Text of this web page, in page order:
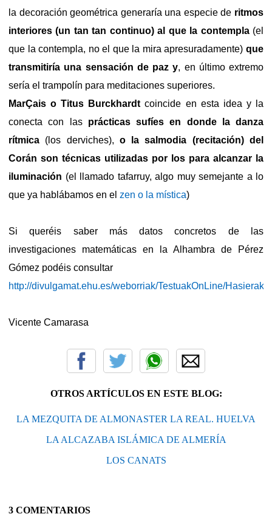
la decoración geométrica generaría una especie de ritmos
interiores (un tan tan continuo) al que la contempla(el
que la contempla, no el que la mira apresuradamente) que
transmitiría una sensación de paz y, en último extremo
sería el trampolín para meditaciones superiores.
MarÇais o Titus Burckhardt coincide en esta idea y la
conecta con las prácticas sufíes en donde la danza
rítmica (los derviches), o la salmodia (recitación) del
Corán son técnicas utilizadas por los para alcanzar la
iluminación (el llamado tafarruy, algo muy semejante a lo
que ya hablábamos en el zen o la mística)
Si queréis saber más datos concretos de las
investigaciones matemáticas en la Alhambra de Pérez
Gómez podéis consultar
http://divulgamat.ehu.es/weborriak/TestuakOnLine/
Vicente Camarasa
OTROS ARTÍCULOS EN ESTE BLOG:
LA MEZQUITA DE ALMONASTER LA REAL. HUELVA
LA ALCAZABA ISLÁMICA DE ALMERÍA
LOS CANATS
3 COMENTARIOS